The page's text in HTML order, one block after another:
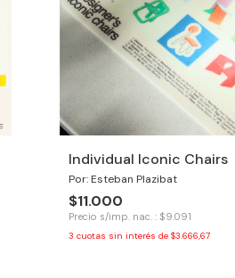
Individual Iconic Chairs
Por: Esteban Plazibat
$11.000
Precio s/imp. nac. : $9.091
3 cuotas sin interés de $3.666,67